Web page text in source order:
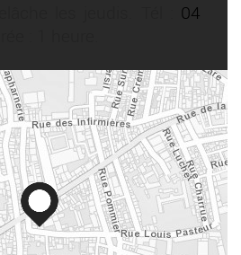
04